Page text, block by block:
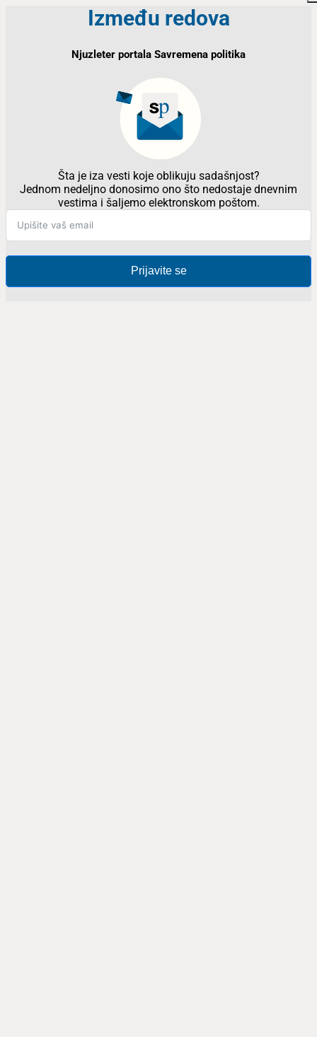
Između redova
Njuzleter portala Savremena politika
Šta je iza vesti koje oblikuju sadašnjost?
Jednom nedeljno donosimo ono što nedostaje dnevnim
vestima i šaljemo elektronskom poštom.
Prijavite se